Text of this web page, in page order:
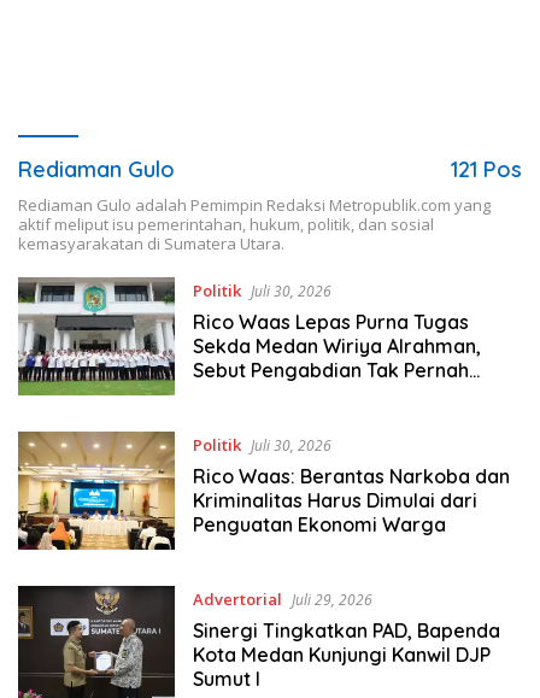
Rediaman Gulo 121 Pos
Rediaman Gulo adalah Pemimpin Redaksi Metropublik.com yang
aktif meliput isu pemerintahan, hukum, politik, dan sosial
kemasyarakatan di Sumatera Utara.
Politik Juli 30, 2026
Rico Waas Lepas Purna Tugas
Sekda Medan Wiriya Alrahman,
Sebut Pengabdian Tak Pernah
Politik Juli 30, 2026
Rico Waas: Berantas Narkoba dan
Kriminalitas Harus Dimulai dari
Penguatan Ekonomi Warga
Advertorial Juli 29, 2026
Sinergi Tingkatkan PAD, Bapenda
Kota Medan Kunjungi Kanwil DJP
Sumut I